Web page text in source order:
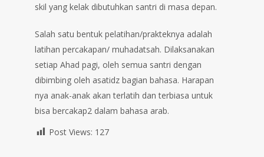
skil yang kelak dibutuhkan santri di masa depan.⁣
Salah satu bentuk pelatihan/prakteknya adalah
latihan percakapan/ muhadatsah. Dilaksanakan
setiap Ahad pagi, oleh semua santri dengan
dibimbing oleh asatidz bagian bahasa. Harapan
nya anak-anak akan terlatih dan terbiasa untuk
bisa bercakap2 dalam bahasa arab.
Post Views: 127